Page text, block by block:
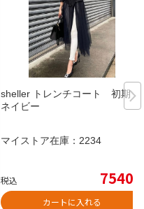
sheller トレンチコート 初期
ネイビー
マイストア在庫： 2234
税込 7540
カートに入れる